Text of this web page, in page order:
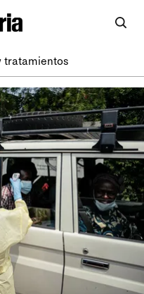
tratamientos